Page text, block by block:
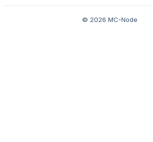
© 2026 MC-Node